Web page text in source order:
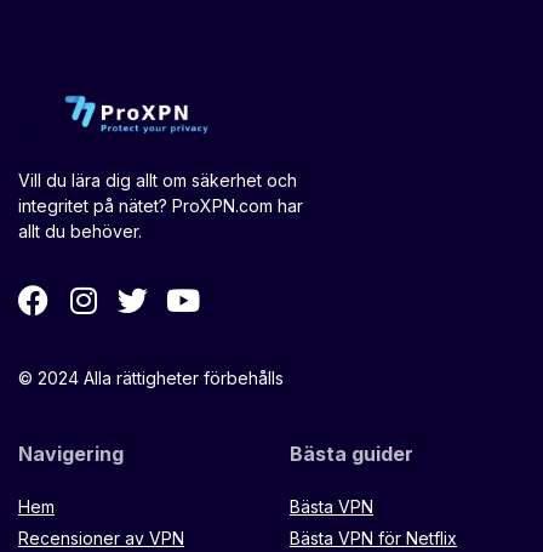
Vill du lära dig allt om säkerhet och
integritet på nätet? ProXPN.com har
allt du behöver.
© 2024 Alla rättigheter förbehålls
Navigering
Hem
Recensioner av VPN
Bästa guider
Bästa VPN
Bästa VPN för Netflix